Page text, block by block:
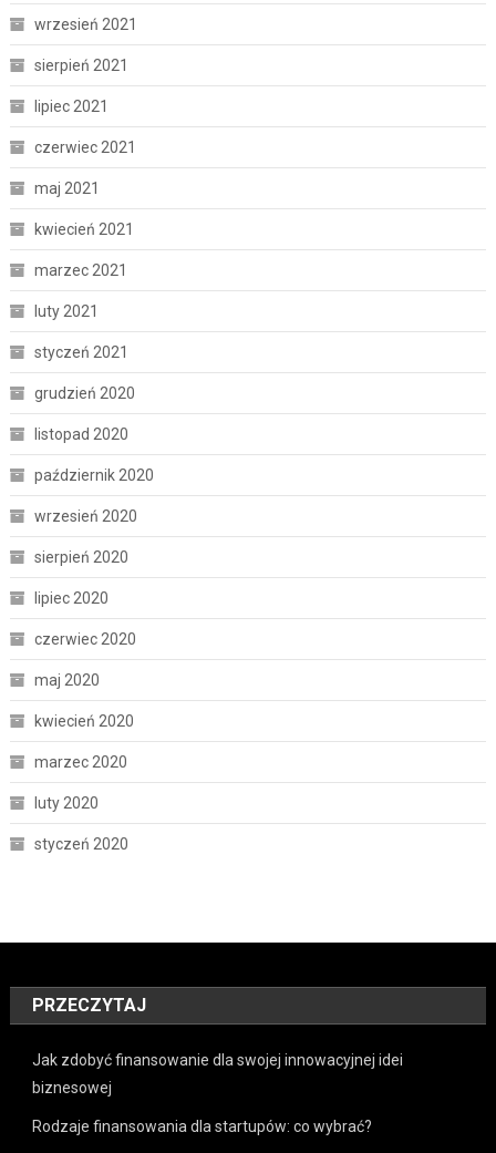
wrzesień 2021
sierpień 2021
lipiec 2021
czerwiec 2021
maj 2021
kwiecień 2021
marzec 2021
luty 2021
styczeń 2021
grudzień 2020
listopad 2020
październik 2020
wrzesień 2020
sierpień 2020
lipiec 2020
czerwiec 2020
maj 2020
kwiecień 2020
marzec 2020
luty 2020
styczeń 2020
PRZECZYTAJ
Jak zdobyć finansowanie dla swojej innowacyjnej idei
biznesowej
Rodzaje finansowania dla startupów: co wybrać?